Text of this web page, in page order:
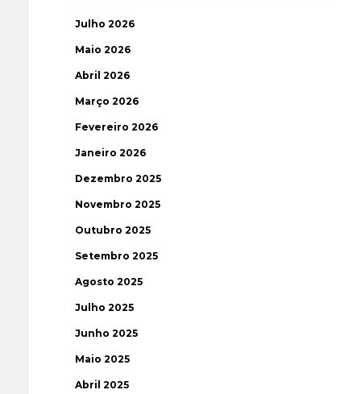
Julho 2026
Maio 2026
Abril 2026
Março 2026
Fevereiro 2026
Janeiro 2026
Dezembro 2025
Novembro 2025
Outubro 2025
Setembro 2025
Agosto 2025
Julho 2025
Junho 2025
Maio 2025
Abril 2025